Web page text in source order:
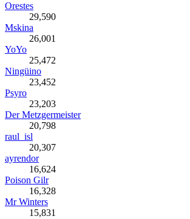
Orestes
29,590
Mskina
26,001
YoYo
25,472
Ningüino
23,452
Psyro
23,203
Der Metzgermeister
20,798
raul_isl
20,307
ayrendor
16,624
Poison Gilr
16,328
Mr Winters
15,831